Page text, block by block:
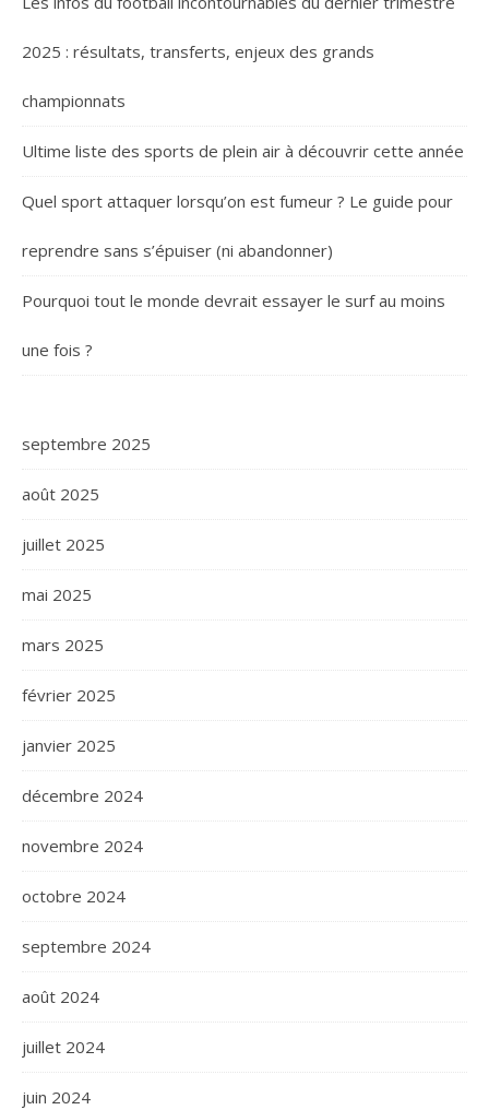
2025 : résultats, transferts, enjeux des grands
championnats
Ultime liste des sports de plein air à découvrir cette année
Quel sport attaquer lorsqu’on est fumeur ? Le guide pour
reprendre sans s’épuiser (ni abandonner)
Pourquoi tout le monde devrait essayer le surf au moins
une fois ?
septembre 2025
août 2025
juillet 2025
mai 2025
mars 2025
février 2025
janvier 2025
décembre 2024
novembre 2024
octobre 2024
septembre 2024
août 2024
juillet 2024
juin 2024